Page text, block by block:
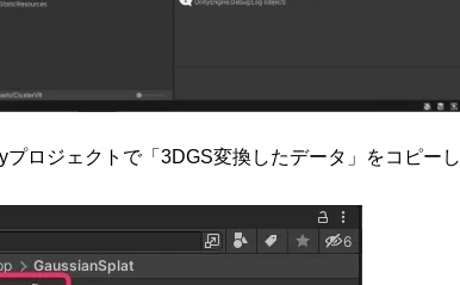
ロジェクトで「3DGS変換したデータ」をコピーし